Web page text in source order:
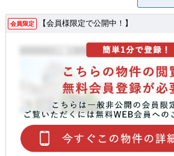
会員限定 【会員様限定で公開中！】